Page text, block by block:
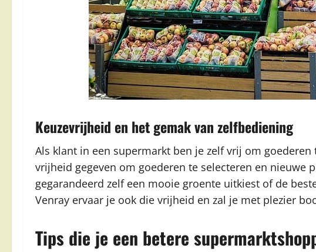
Keuzevrijheid en het gemak van zelfbediening
Als klant in een supermarkt ben je zelf vrij om
vrijheid gegeven om goederen te selecteren en nieuwe
gegarandeerd zelf een mooie groente uitkiest of de
Venray ervaar je ook die vrijheid en zal je met plezier
Tips die je een betere